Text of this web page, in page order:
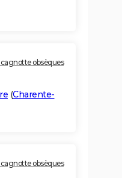
obsèques
(Charente-
obsèques